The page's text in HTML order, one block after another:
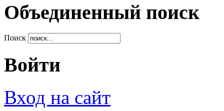
Объединенный поиск
Поиск
Войти
Вход на сайт